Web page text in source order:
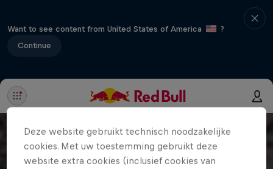
Want to see content from United States of America
?
Continue
Deze website gebruikt technisch noodzakelijke
cookies. Met uw toestemming gebruikt deze
website extra cookies (inclusief cookies van